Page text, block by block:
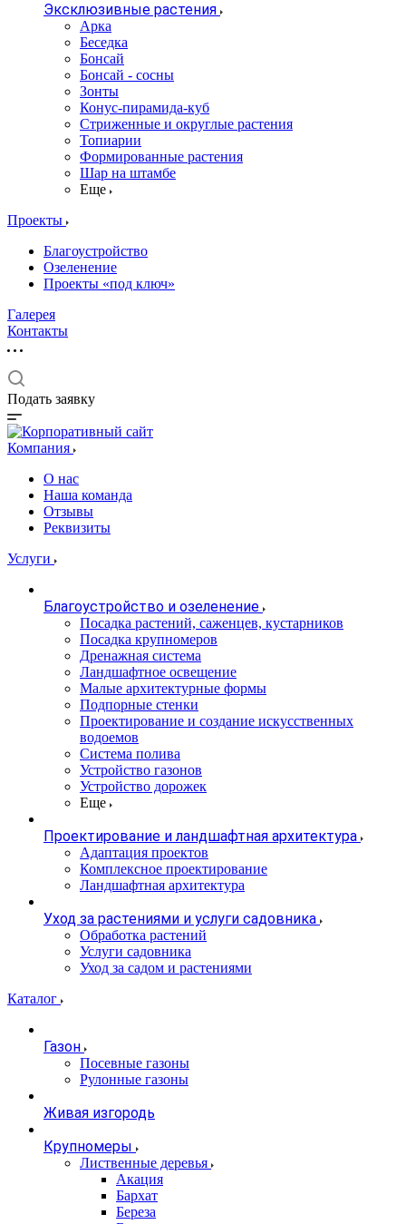
Эксклюзивные растения
Арка
Беседка
Бонсай
Бонсай - сосны
Зонты
Конус-пирамида-куб
Стриженные и округлые растения
Топиарии
Формированные растения
Шар на штамбе
Еще
Проекты
Благоустройство
Озеленение
Проекты «под ключ»
Галерея
Контакты
Подать заявку
Компания
О нас
Наша команда
Отзывы
Реквизиты
Услуги
Благоустройство и озеленение
Посадка растений, саженцев, кустарников
Посадка крупномеров
Дренажная система
Ландшафтное освещение
Малые архитектурные формы
Подпорные стенки
Проектирование и создание искусственных
водоемов
Система полива
Устройство газонов
Устройство дорожек
Еще
Проектирование и ландшафтная архитектура
Адаптация проектов
Комплексное проектирование
Ландшафтная архитектура
Уход за растениями и услуги садовника
Обработка растений
Услуги садовника
Уход за садом и растениями
Каталог
Газон
Посевные газоны
Рулонные газоны
Живая изгородь
Крупномеры
Лиственные деревья
Акация
Бархат
Береза